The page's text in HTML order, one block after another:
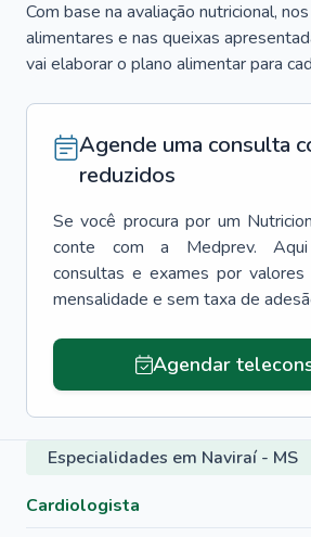
Com base na avaliação nutricional,
alimentares e nas queixas
vai elaborar o plano alimentar para
Agende uma consulta
reduzidos
Se você procura por um
conte com a Medprev.
consultas e exames por valores
mensalidade e sem taxa de
Agendar
Especialidades em Naviraí - MS
Cardiologista